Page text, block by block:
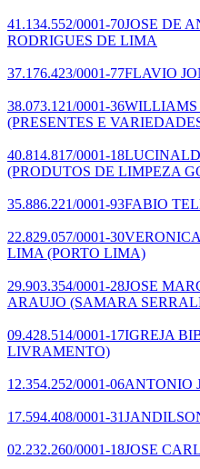
41.134.552/0001-70JOSE DE
RODRIGUES DE LIMA
37.176.423/0001-77FLAVIO
38.073.121/0001-36WILLIAMS
(PRESENTES E
40.814.817/0001-18
(PRODUTOS DE LIMPEZA
35.886.221/0001-93FABIO
22.829.057/0001-30
LIMA (PORTO LIMA)
29.903.354/0001-28JOSE
ARAUJO (SAMARA
09.428.514/0001-17IGREJA
LIVRAMENTO)
12.354.252/0001-06ANTONIO
17.594.408/0001-31
02.232.260/0001-18JOSE